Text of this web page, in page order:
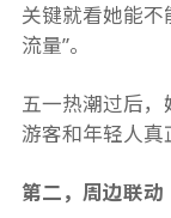
关键就看她能不
流量”。
五一热潮过后
游客和年轻人真
第二，周边联动